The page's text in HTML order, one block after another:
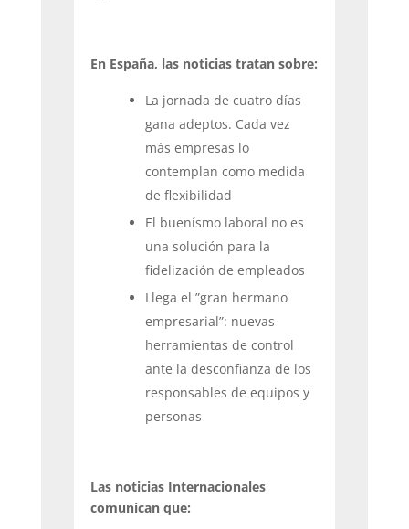
En España, las noticias tratan sobre:
La jornada de cuatro días
gana adeptos. Cada vez
más empresas lo
contemplan como medida
de flexibilidad
El buenísmo laboral no es
una solución para la
fidelización de empleados
Llega el ”gran hermano
empresarial”: nuevas
herramientas de control
ante la desconfianza de los
responsables de equipos y
personas
Las noticias Internacionales
comunican que: